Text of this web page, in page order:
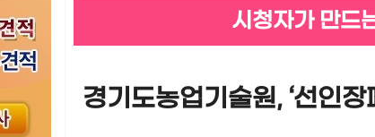
시청자가 만드
경기도농업기술원, ‘선인